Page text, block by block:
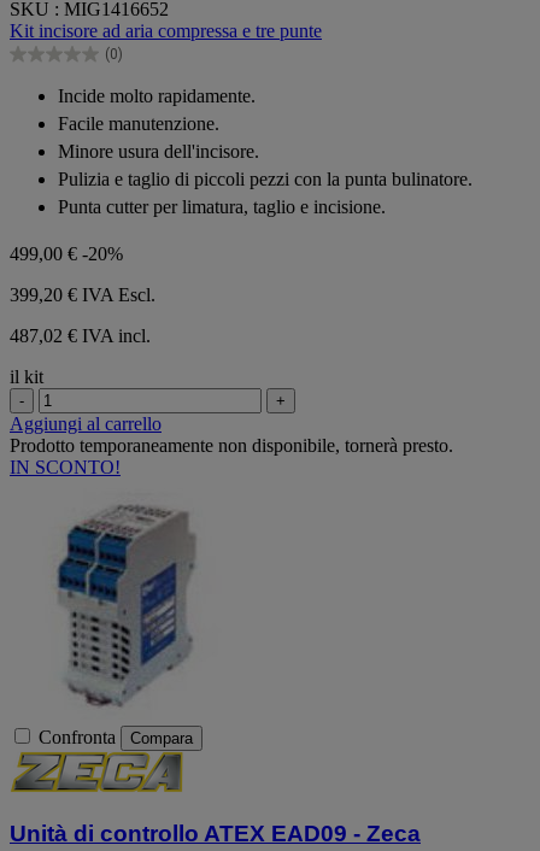
su
5
stelle.
SKU : MIG1416652
Kit incisore ad aria compressa e tre punte
(0)
0.0
stelle.
Incide molto rapidamente.
Facile manutenzione.
Minore usura dell'incisore.
Pulizia e taglio di piccoli pezzi con la punta bulinatore.
Punta cutter per limatura, taglio e incisione.
499,00 € -20%
399,20 € IVA Escl.
487,02 € IVA incl.
il kit
- +
Aggiungi al carrello
Prodotto temporaneamente non disponibile, tornerà presto.
IN SCONTO!
Confronta Compara
Unità di controllo ATEX EAD09 - Zeca